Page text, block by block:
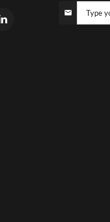
Type